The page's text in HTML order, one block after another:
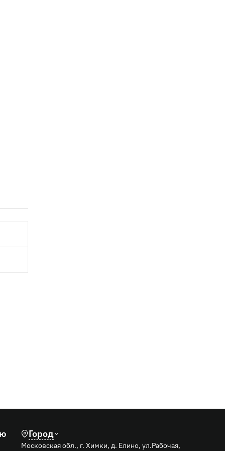
Город
Московская обл., г. Химки, д. Елино, ул.Рабочая,